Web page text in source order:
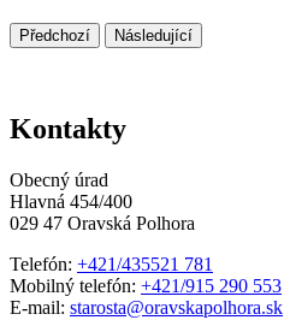
Předchozí Následující
Kontakty
Obecný úrad
Hlavná 454/400
029 47 Oravská Polhora
Telefón: +421/435521 781
Mobilný telefón: +421/915 290 553
E-mail: starosta@oravskapolhora.sk